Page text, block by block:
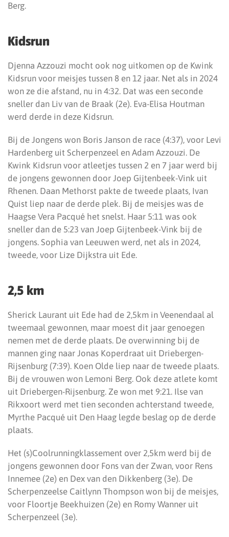
Berg.
Kidsrun
Djenna Azzouzi mocht ook nog uitkomen op de Kwink
Kidsrun voor meisjes tussen 8 en 12 jaar. Net als in 2024
won ze die afstand, nu in 4:32. Dat was een seconde
sneller dan Liv van de Braak (2e). Eva-Elisa Houtman
werd derde in deze Kidsrun.
Bij de Jongens won Boris Janson de race (4:37), voor Levi
Hardenberg uit Scherpenzeel en Adam Azzouzi. De
Kwink Kidsrun voor atleetjes tussen 2 en 7 jaar werd bij
de jongens gewonnen door Joep Gijtenbeek-Vink uit
Rhenen. Daan Methorst pakte de tweede plaats, Ivan
Quist liep naar de derde plek. Bij de meisjes was de
Haagse Vera Pacqué het snelst. Haar 5:11 was ook
sneller dan de 5:23 van Joep Gijtenbeek-Vink bij de
jongens. Sophia van Leeuwen werd, net als in 2024,
tweede, voor Lize Dijkstra uit Ede.
2,5 km
Sherick Laurant uit Ede had de 2,5km in Veenendaal al
tweemaal gewonnen, maar moest dit jaar genoegen
nemen met de derde plaats. De overwinning bij de
mannen ging naar Jonas Koperdraat uit Driebergen-
Rijsenburg (7:39). Koen Olde liep naar de tweede plaats.
Bij de vrouwen won Lemoni Berg. Ook deze atlete komt
uit Driebergen-Rijsenburg. Ze won met 9:21. Ilse van
Rikxoort werd met tien seconden achterstand tweede,
Myrthe Pacqué uit Den Haag legde beslag op de derde
plaats.
Het (s)Coolrunningklassement over 2,5km werd bij de
jongens gewonnen door Fons van der Zwan, voor Rens
Innemee (2e) en Dex van den Dikkenberg (3e). De
Scherpenzeelse Caitlynn Thompson won bij de meisjes,
voor Floortje Beekhuizen (2e) en Romy Wanner uit
Scherpenzeel (3e).